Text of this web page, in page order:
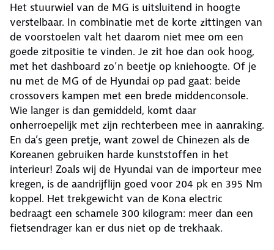
Het stuurwiel van de MG is uitsluitend in hoogte
verstelbaar. In combinatie met de korte zittingen van
de voorstoelen valt het daarom niet mee om een
goede zitpositie te vinden. Je zit hoe dan ook hoog,
met het dashboard zo’n beetje op kniehoogte. Of je
nu met de MG of de Hyundai op pad gaat: beide
crossovers kampen met een brede middenconsole.
Wie langer is dan gemiddeld, komt daar
onherroepelijk met zijn rechterbeen mee in aanraking.
En da’s geen pretje, want zowel de Chinezen als de
Koreanen gebruiken harde kunststoffen in het
interieur! Zoals wij de Hyundai van de importeur mee
kregen, is de aandrijflijn goed voor 204 pk en 395 Nm
koppel. Het trekgewicht van de Kona electric
bedraagt een schamele 300 kilogram: meer dan een
fietsendrager kan er dus niet op de trekhaak.